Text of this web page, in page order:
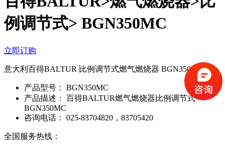
例调节式> BGN350MC
立即订购
意大利百得BALTUR 比例调节式燃气燃烧器 BGN350MC
产品型号：
BGN350MC
产品描述：
百得BALTUR燃气燃烧器比例调节式
BGN350MC
咨询电话：
025-83704820，83705420
全国服务热线：